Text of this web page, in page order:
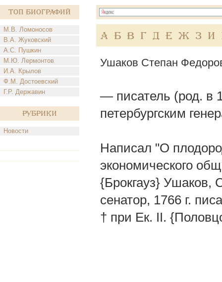
Топ Биографий
М.В. Ломоносов
В.А. Жуковский
А.С. Пушкин
М.Ю. Лермонтов
И.А. Крылов
Ф.М. Достоевский
Г.Р. Державин
Рубрики
Новости
А Б В Г Д Е Ж З И
Ушаков Степан
— писатель (род. в
петербургским
Написал "О
экономического
{Брокгауз} Ушаков,
сенатор, 1766 г.
† при Ек. II.